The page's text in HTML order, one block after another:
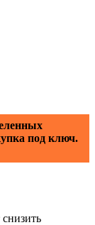
под ключ.